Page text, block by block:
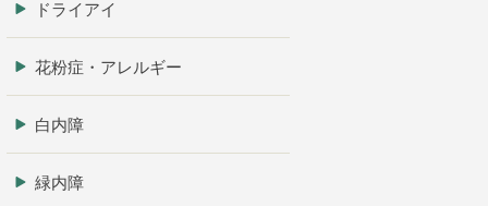
ドライアイ
花粉症・アレルギー
白内障
緑内障